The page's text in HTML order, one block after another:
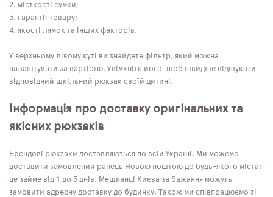
місткості сумки;
гарантії товару;
якості лямок та інших факторів.
У верхньому лівому куті ви знайдете фільтр, який можна
налаштувати за вартістю. Увімкніть його, щоб швидше відшукати
відповідний шкільний рюкзак своїй дитині.
Інформація про доставку оригінальних та
якісних рюкзаків
Брендові рюкзаки доставляються по всій Україні. Ми можемо
доставити замовлений ранець Новою поштою до будь-якого міста:
це займе від 1 до 3 днів. Мешканці Києва за бажання можуть
замовити адресну доставку до будинку. Також ми співпрацюємо зі